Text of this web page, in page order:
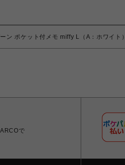
ン ポケット付メモ miffy L（A：ホワイト）
で